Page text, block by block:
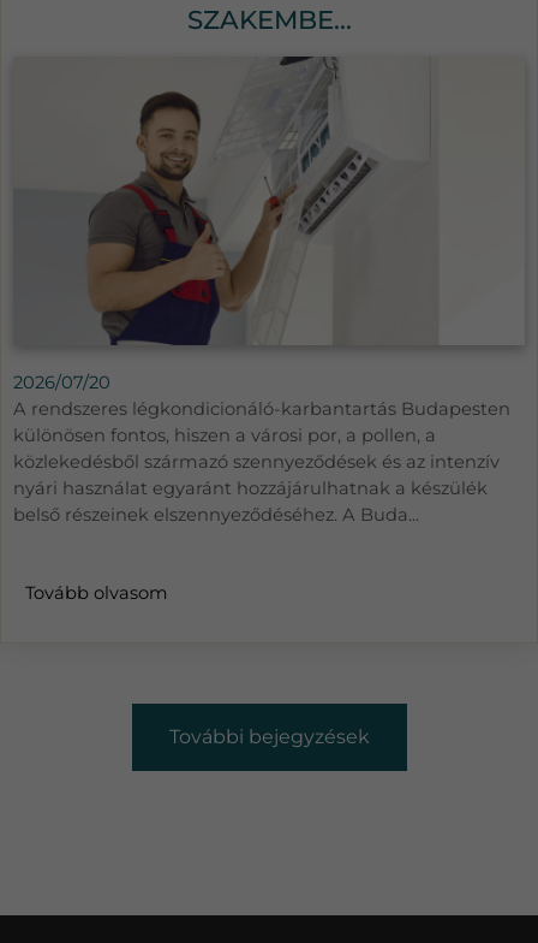
SZAKEMBE...
2026/07/20
A rendszeres légkondicionáló-karbantartás Budapesten
különösen fontos, hiszen a városi por, a pollen, a
közlekedésből származó szennyeződések és az intenzív
nyári használat egyaránt hozzájárulhatnak a készülék
belső részeinek elszennyeződéséhez. A Buda...
Tovább olvasom
További bejegyzések